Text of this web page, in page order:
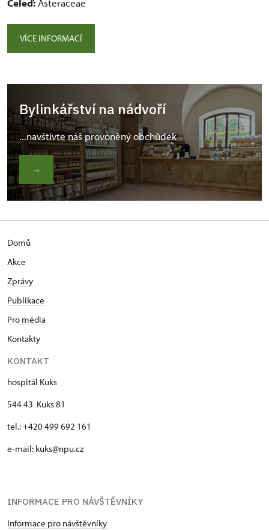
Čeleď: Asteraceae
VÍCE INFORMACÍ
Bylinkářství na nádvoří
...navštivte náš provoněný obchůdek
→
Domů
Akce
Zprávy
Publikace
Pro média
Kontakty
KONTAKT
hospitál Kuks
544 43 Kuks 81
tel.: +420 499 692 161
e-mail: kuks@npu.cz
INFORMACE PRO NÁVŠTĚVNÍKY
Informace pro návštěvníky